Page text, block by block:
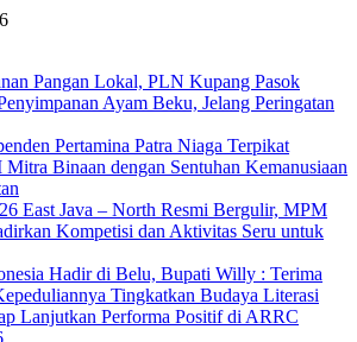
Pangan Lokal, PLN Kupang Pasok
Ayam Beku, Jelang Peringatan
Pertamina Patra Niaga Terpikat
Binaan dengan Sentuhan Kemanusiaan
East Java – North Resmi Bergulir, MPM
Kompetisi dan Aktivitas Seru untuk
Hadir di Belu, Bupati Willy : Terima
Tingkatkan Budaya Literasi
Lanjutkan Performa Positif di ARRC